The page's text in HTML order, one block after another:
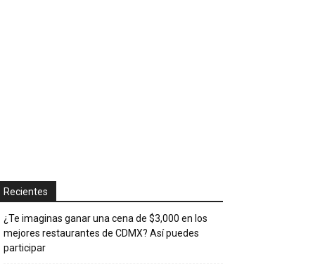
Recientes
¿Te imaginas ganar una cena de $3,000 en los
mejores restaurantes de CDMX? Así puedes
participar